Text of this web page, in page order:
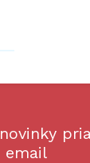
email